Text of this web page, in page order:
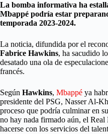
La bomba informativa ha
Mbappé podría estar
temporada 2023-2024.
La noticia, difundida por el
Fabrice Hawkins, ha sacudido
desatado una ola de
francés.
Según Hawkins, Mbappé ya
presidente del PSG, Nasser Al-
proceso que podría culminar en
no hay nada firmado aún, el
hacerse con los servicios del